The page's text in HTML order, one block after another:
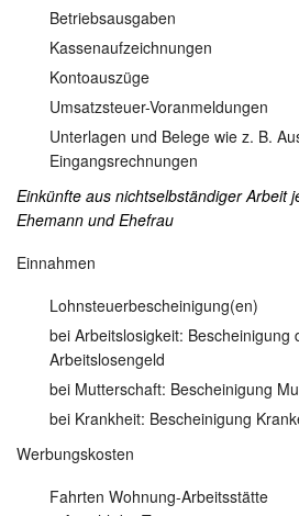
Betriebsausgaben
Kassenaufzeichnungen
Kontoauszüge
Umsatzsteuer-Voranmeldungen
Unterlagen und Belege wie z. B.
Eingangsrechnungen
Einkünfte aus nichtselbständiger Arbeit
Ehemann und Ehefrau
Einnahmen
Lohnsteuerbescheinigung(en)
bei Arbeitslosigkeit: Bescheinigung
Arbeitslosengeld
bei Mutterschaft: Bescheinigung
bei Krankheit: Bescheinigung
Werbungskosten
Fahrten Wohnung-Arbeitsstätte